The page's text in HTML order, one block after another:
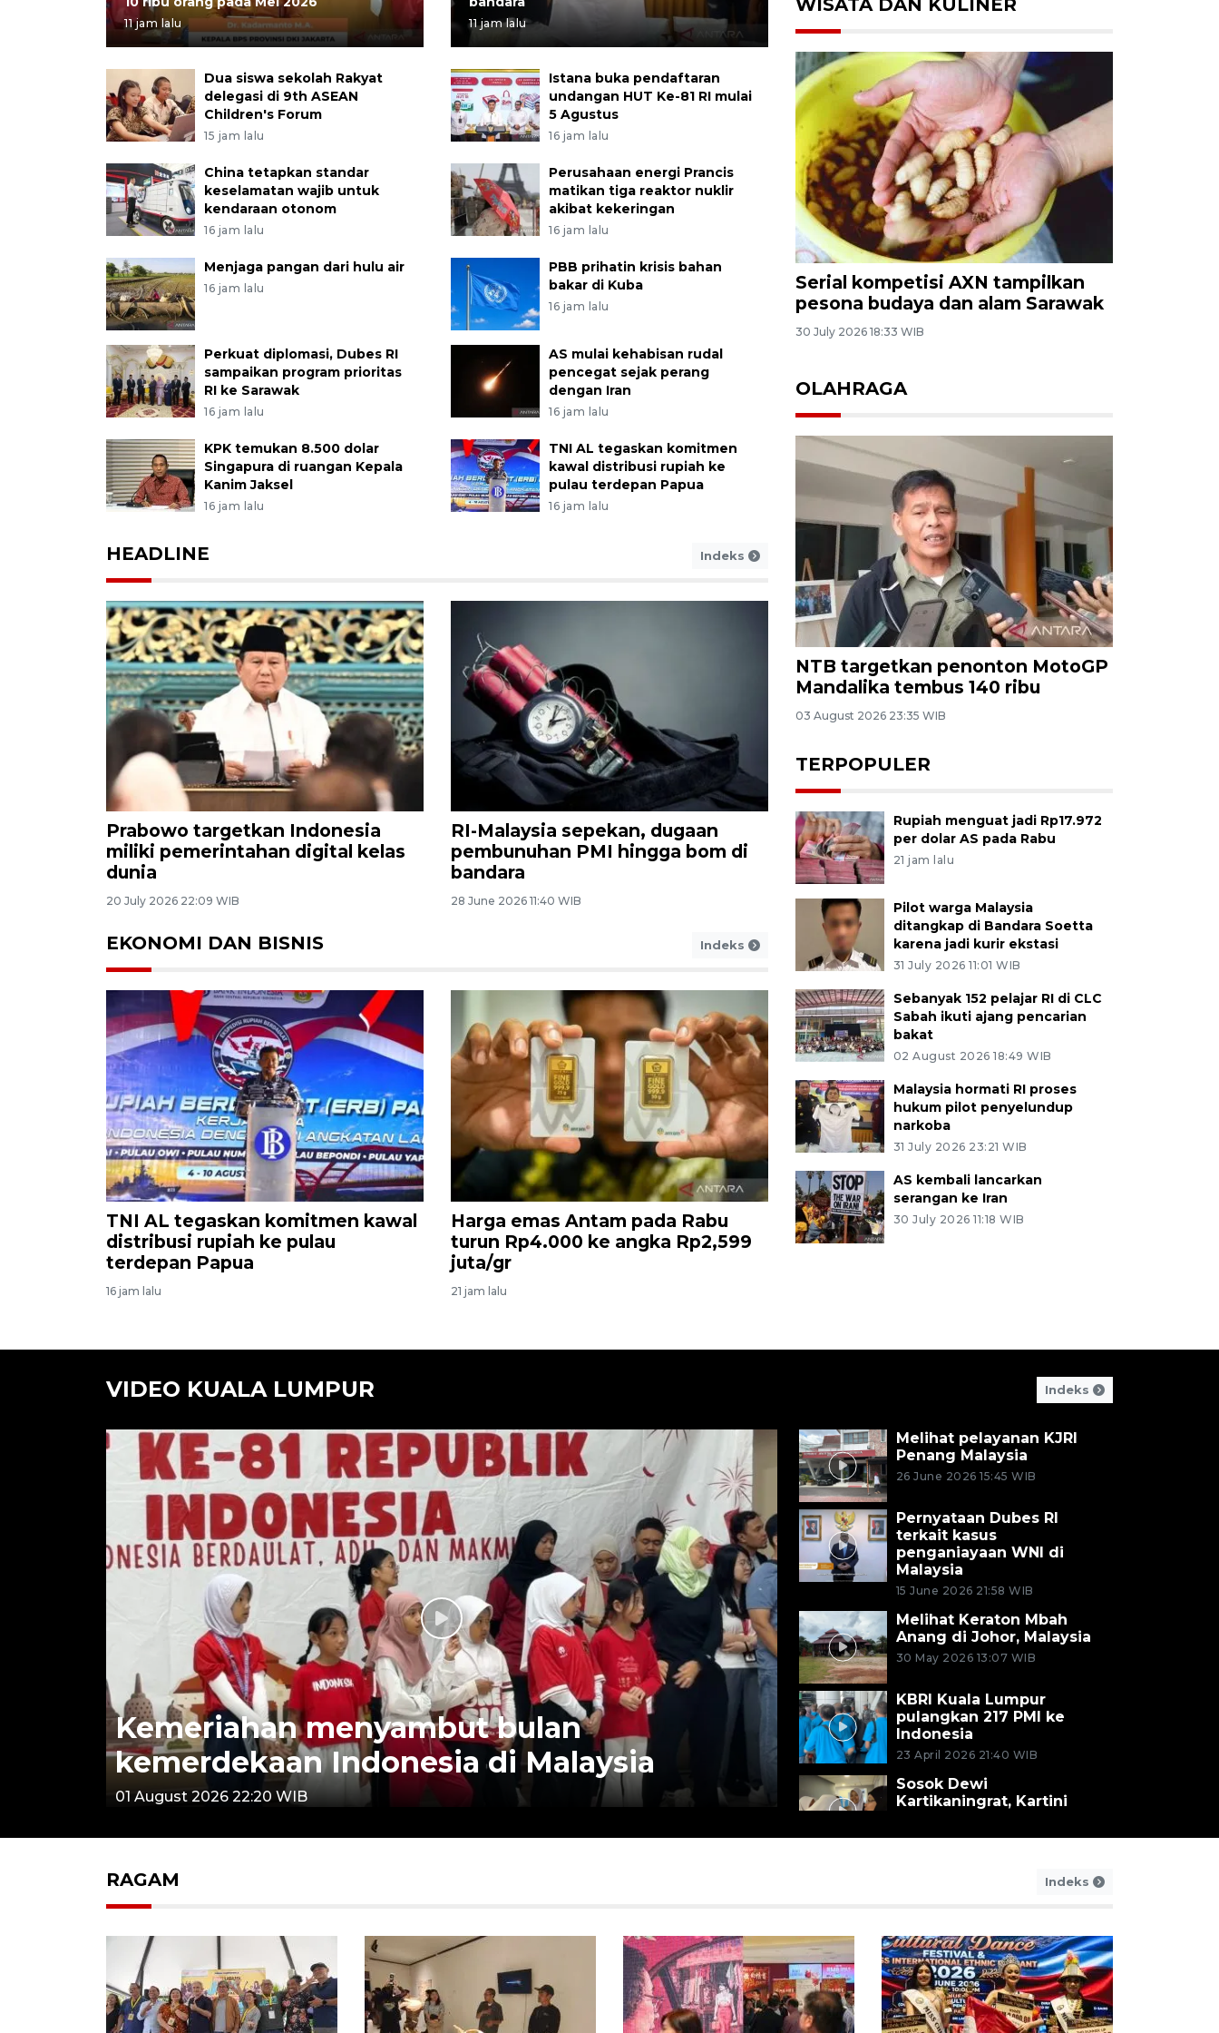
11 jam lalu 11 jam lalu
Dua siswa sekolah Rakyat
delegasi di 9th ASEAN
Children's Forum
15 jam lalu
Istana buka pendaftaran
undangan HUT Ke-81 RI mulai
5 Agustus
16 jam lalu
China tetapkan standar
keselamatan wajib untuk
kendaraan otonom
16 jam lalu
Perusahaan energi Prancis
matikan tiga reaktor nuklir
akibat kekeringan
16 jam lalu
Menjaga pangan dari hulu air
16 jam lalu
PBB prihatin krisis bahan
bakar di Kuba
16 jam lalu
Perkuat diplomasi, Dubes RI
sampaikan program prioritas
RI ke Sarawak
16 jam lalu
AS mulai kehabisan rudal
pencegat sejak perang
dengan Iran
16 jam lalu
KPK temukan 8.500 dolar
Singapura di ruangan Kepala
Kanim Jaksel
16 jam lalu
TNI AL tegaskan komitmen
kawal distribusi rupiah ke
pulau terdepan Papua
16 jam lalu
HEADLINE Indeks
Prabowo targetkan Indonesia
miliki pemerintahan digital kelas
dunia
20 July 2026 22:09 WIB
RI-Malaysia sepekan, dugaan
pembunuhan PMI hingga bom di
bandara
28 June 2026 11:40 WIB
EKONOMI DAN BISNIS Indeks
TNI AL tegaskan komitmen kawal
distribusi rupiah ke pulau
terdepan Papua
16 jam lalu
Harga emas Antam pada Rabu
turun Rp4.000 ke angka Rp2,599
juta/gr
21 jam lalu
WISATA DAN KULINER
Serial kompetisi AXN tampilkan
pesona budaya dan alam Sarawak
30 July 2026 18:33 WIB
OLAHRAGA
NTB targetkan penonton MotoGP
Mandalika tembus 140 ribu
03 August 2026 23:35 WIB
TERPOPULER
Rupiah menguat jadi Rp17.972
per dolar AS pada Rabu
21 jam lalu
Pilot warga Malaysia
ditangkap di Bandara Soetta
karena jadi kurir ekstasi
31 July 2026 11:01 WIB
Sebanyak 152 pelajar RI di CLC
Sabah ikuti ajang pencarian
bakat
02 August 2026 18:49 WIB
Malaysia hormati RI proses
hukum pilot penyelundup
narkoba
31 July 2026 23:21 WIB
AS kembali lancarkan
serangan ke Iran
30 July 2026 11:18 WIB
VIDEO KUALA LUMPUR Indeks
Kemeriahan menyambut bulan
kemerdekaan Indonesia di Malaysia
01 August 2026 22:20 WIB
Melihat pelayanan KJRI
Penang Malaysia
26 June 2026 15:45 WIB
Pernyataan Dubes RI
terkait kasus
penganiayaan WNI di
Malaysia
15 June 2026 21:58 WIB
Melihat Keraton Mbah
Anang di Johor, Malaysia
30 May 2026 13:07 WIB
KBRI Kuala Lumpur
pulangkan 217 PMI ke
Indonesia
23 April 2026 21:40 WIB
Sosok Dewi
Kartikaningrat, Kartini
Lumpur
Lebaran di perantauan,
21 March 2026 21:43 WIB
Dubes RI di Malaysia
imbau WNI berhati-hati
saat mudik
17 March 2026 0:41 WIB
RAGAM Indeks